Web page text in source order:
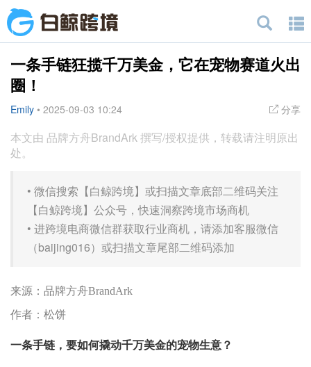
一条手链狂揽千万美金，它在宠物赛道火出
圈！
Emily • 2025-09-03 10:24 分享
本文由 品牌方舟BrandArk 撰写/授权提供，转载请注明原出
处。
• 微信搜索【白鲸跨境】或扫描文章底部二维码关注
【白鲸跨境】公众号，快速洞察跨境市场商机
• 进跨境电商微信群获取行业商机，请添加客服微信
（baijing016）或扫描文章尾部二维码添加
来源：品牌方舟BrandArk
作者：松饼
一条手链，要如何撬动千万美金的宠物生意？